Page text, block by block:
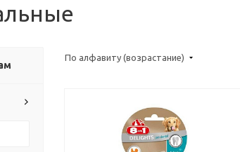
По алфавиту (возрастание)